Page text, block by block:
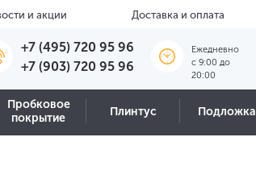
и акции Доставка и оплата
+7 (495) 720 95 96
+7 (903) 720 95 96
Ежедневно
c 9:00 до
20:00
Пробковое
покрытие
Плинтус Подложка